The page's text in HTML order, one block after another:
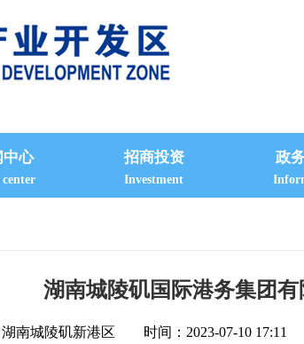
中心
center
招商投资
Investment
政
湖南城陵矶国际港务集团有
南城陵矶新港区 时间：2023-07-10 17:11